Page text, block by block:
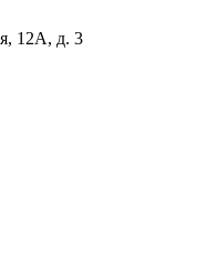
12А, д. 3